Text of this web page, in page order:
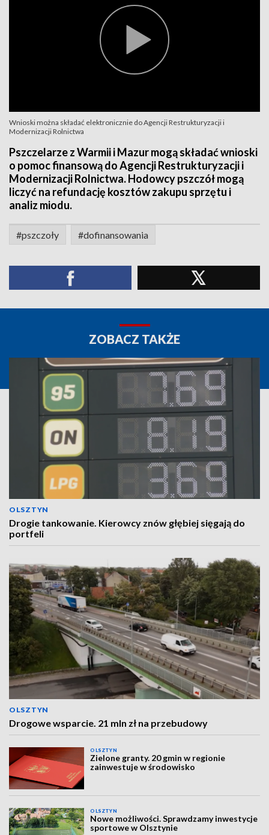
Wnioski można składać elektronicznie do Agencji Restrukturyzacji i
Modernizacji Rolnictwa
Pszczelarze z Warmii i Mazur mogą składać wnioski
o pomoc finansową do Agencji Restrukturyzacji i
Modernizacji Rolnictwa. Hodowcy pszczół mogą
liczyć na refundację kosztów zakupu sprzętu i
analiz miodu.
#pszczoły #dofinansowania
ZOBACZ TAKŻE
OLSZTYN
Drogie tankowanie. Kierowcy znów głębiej sięgają do
portfeli
OLSZTYN
Drogowe wsparcie. 21 mln zł na przebudowy
OLSZTYN
Zielone granty. 20 gmin w regionie
zainwestuje w środowisko
OLSZTYN
Nowe możliwości. Sprawdzamy inwestycje
sportowe w Olsztynie